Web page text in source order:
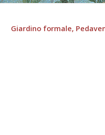
Giardino formale,